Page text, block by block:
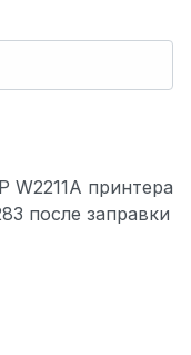
принтера
после заправки